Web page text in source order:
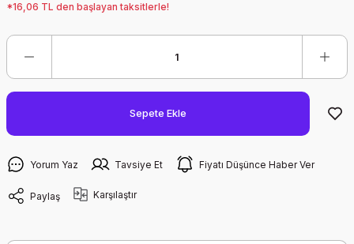
*16,06 TL den başlayan taksitlerle!
Sepete Ekle
Yorum Yaz Tavsiye Et Fiyatı Düşünce Haber Ver
Paylaş Karşılaştır